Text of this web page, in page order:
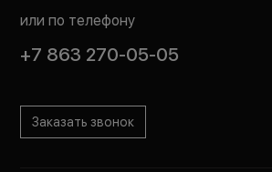
или по телефону
+7 863 270-05-05
Заказать звонок